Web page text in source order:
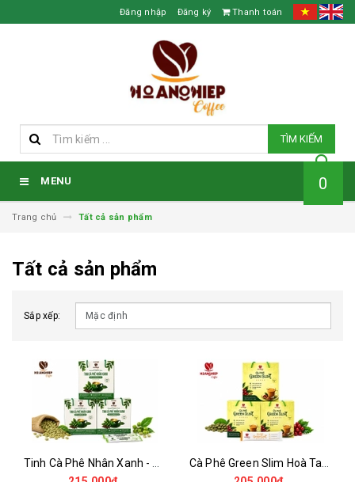
Đăng nhập Đăng ký Thanh toán
TÌM KIẾM
MENU 0
Trang chủ Tất cả sản phẩm
Tất cả sản phẩm
Sắp xếp: